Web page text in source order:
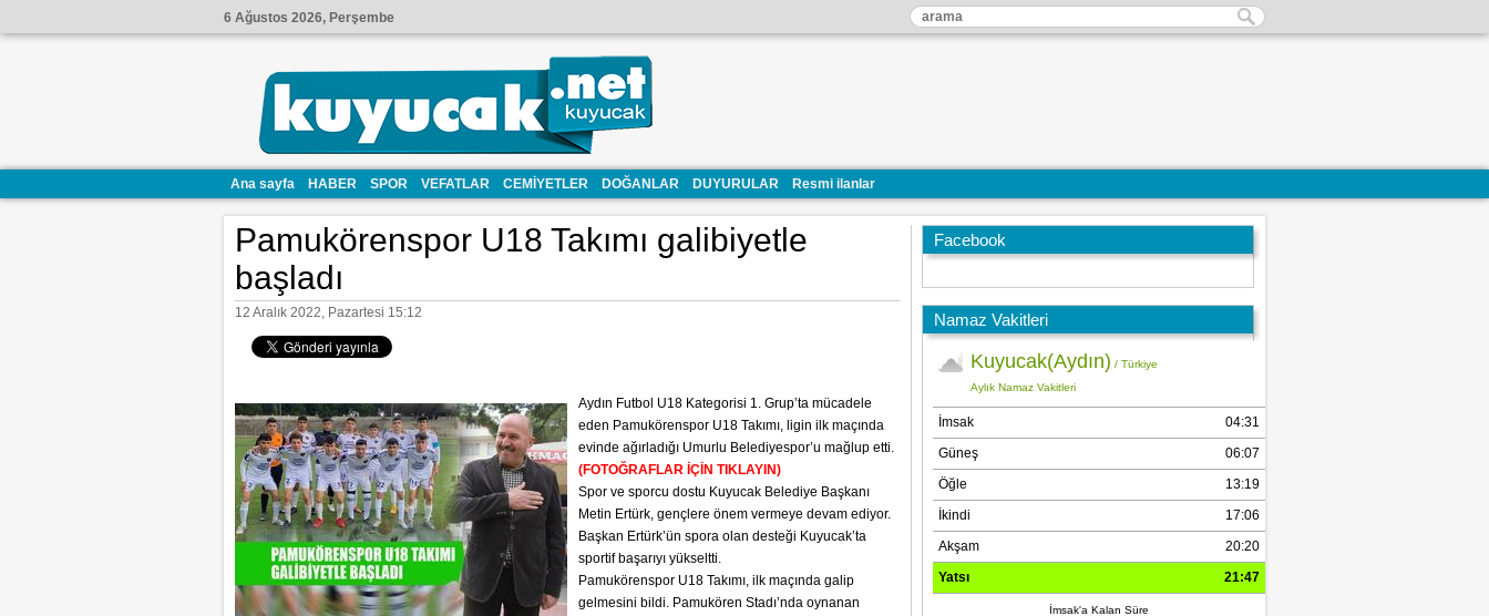
6 Ağustos 2026, Perşembe
Ana sayfa HABER SPOR VEFATLAR CEMİYETLER DOĞANLAR DUYURULAR Resmi ilanlar
Facebook
Namaz Vakitleri
Pamukörenspor U18 Takımı galibiyetle
başladı
12 Aralık 2022, Pazartesi 15:12
Aydın Futbol U18 Kategorisi 1. Grup’ta mücadele
eden Pamukörenspor U18 Takımı, ligin ilk maçında
evinde ağırladığı Umurlu Belediyespor’u mağlup etti.
(FOTOĞRAFLAR İÇİN TIKLAYIN)
Spor ve sporcu dostu Kuyucak Belediye Başkanı
Metin Ertürk, gençlere önem vermeye devam ediyor.
Başkan Ertürk’ün spora olan desteği Kuyucak’ta
sportif başarıyı yükseltti.
Pamukörenspor U18 Takımı, ilk maçında galip
gelmesini bildi. Pamukören Stadı’nda oynanan